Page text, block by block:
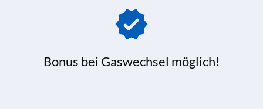
Bonus bei Gaswechsel möglich!